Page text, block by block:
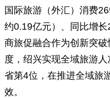
国际旅游（外汇）消费
约0.19亿元）、同比增
商旅促融合作为创新突
度，绍兴实现全域旅游
省第4位，在推进全域旅
效。